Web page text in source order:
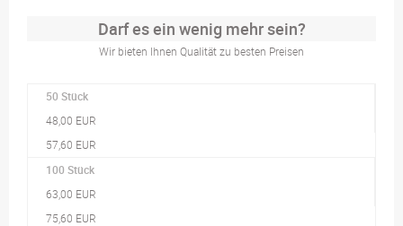
Darf es ein wenig mehr sein?
Wir bieten Ihnen Qualität zu besten Preisen
50 Stück
48,00 EUR
57,60 EUR
100 Stück
63,00 EUR
75,60 EUR